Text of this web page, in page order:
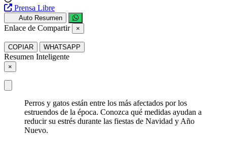
Prensa Libre
Auto Resumen
Enlace de Compartir ×
COPIAR WHATSAPP
Resumen Inteligente
×
Perros y gatos están entre los más afectados por los
estruendos de la época. Conozca qué medidas ayudan a
reducir su estrés durante las fiestas de Navidad y Año
Nuevo.